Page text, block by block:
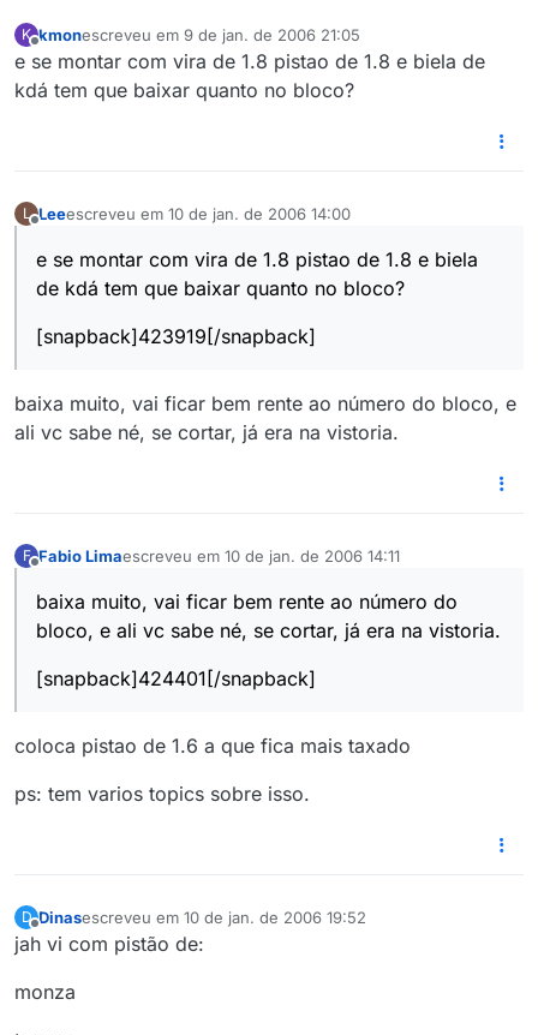
K kmonescreveu em 9 de jan. de 2006 21:05
última edição por
e se montar com vira de 1.8 pistao de 1.8 e biela de
kdá tem que baixar quanto no bloco?
L Leeescreveu em 10 de jan. de 2006 14:00
última edição por
e se montar com vira de 1.8 pistao de 1.8 e biela
de kdá tem que baixar quanto no bloco?
[snapback]423919[/snapback]
baixa muito, vai ficar bem rente ao número do bloco, e
ali vc sabe né, se cortar, já era na vistoria.
F Fabio Limaescreveu em 10 de jan. de 2006 14:11
última edição por1 de out. de 2006 09:11
baixa muito, vai ficar bem rente ao número do
bloco, e ali vc sabe né, se cortar, já era na vistoria.
[snapback]424401[/snapback]
coloca pistao de 1.6 a que fica mais taxado
ps: tem varios topics sobre isso.
D
Offline
Dinasescreveu em 10 de jan. de 2006 19:52
última edição por
jah vi com pistão de:
monza